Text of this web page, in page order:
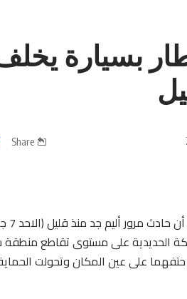
بسيارة يخلف
Share
الحديدية على مستوى تقاطع
حتفهما على عين المكان وتحولت